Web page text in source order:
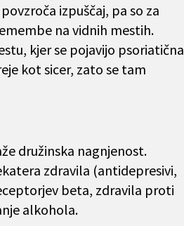
izpuščaj, pa so za
na vidnih mestih.
kjer se pojavijo psoriatična
kot sicer, zato se tam
družinska nagnjenost.
zdravila (antidepresivi,
beta, zdravila proti
alkohola.